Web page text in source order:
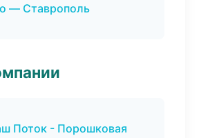
— Ставрополь
Поток - Порошковая